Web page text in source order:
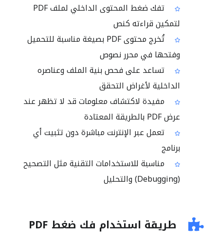
تفك ضغط المحتوى الداخلي لملف PDF
لتمكين قراءته كنص
تُخرج محتوى PDF بصيغة مناسبة للتحميل
وفتحها في محرر نصوص
تساعد على فحص بنية الملف وعناصره
الداخلية لأغراض التحقق
مفيدة لاكتشاف معلومات قد لا تظهر عند
عرض PDF بالطريقة المعتادة
تعمل عبر الإنترنت مباشرة دون تثبيت أي
برنامج
مناسبة للاستخدامات التقنية مثل التصحيح
(Debugging) والتحليل
طريقة استخدام فك ضغط PDF